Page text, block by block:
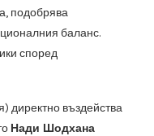
подобрява
баланс.
според
директно въздейства
Нади Шодхана